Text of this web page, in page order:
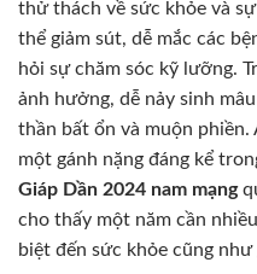
thử thách về sức khỏe và
thể giảm sút, dễ mắc các
hỏi sự chăm sóc kỹ lưỡng.
ảnh hưởng, dễ nảy sinh
thần bất ổn và muộn
một gánh nặng đáng kể
Giáp Dần 2024 nam mạng
cho thấy một năm cần
biệt đến sức khỏe cũng